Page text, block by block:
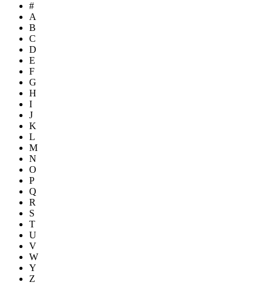
#
A
B
C
D
E
F
G
H
I
J
K
L
M
N
O
P
Q
R
S
T
U
V
W
Y
Z